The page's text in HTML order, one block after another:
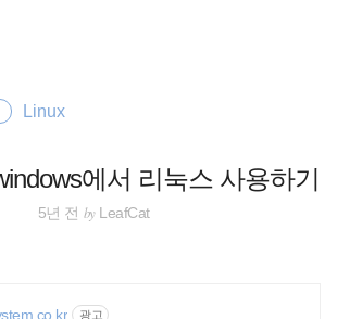
에서 리눅스 사용하기
Linux
5년 전 byLeafCat
광고